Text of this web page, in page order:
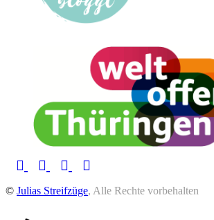
© Julias Streifzüge, Alle Rechte vorbehalten